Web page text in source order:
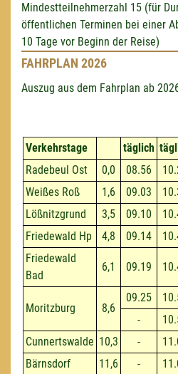
Mindestteilnehmerzahl 15 (für
öffentlichen Terminen bei einer
10 Tage vor Beginn der Reise)
FAHRPLAN 2026
Auszug aus dem Fahrplan ab
Verkehrstage täglich
Radebeul Ost
0,0 08.56
Weißes Roß
1,6 09.03
Lößnitzgrund
3,5 09.10
Friedewald Hp
4,8 09.14
Friedewald
Bad
6,1 09.19
Moritzburg 8,6
09.25
-
Cunnertswalde 10,3 -
Bärnsdorf
11,6 -